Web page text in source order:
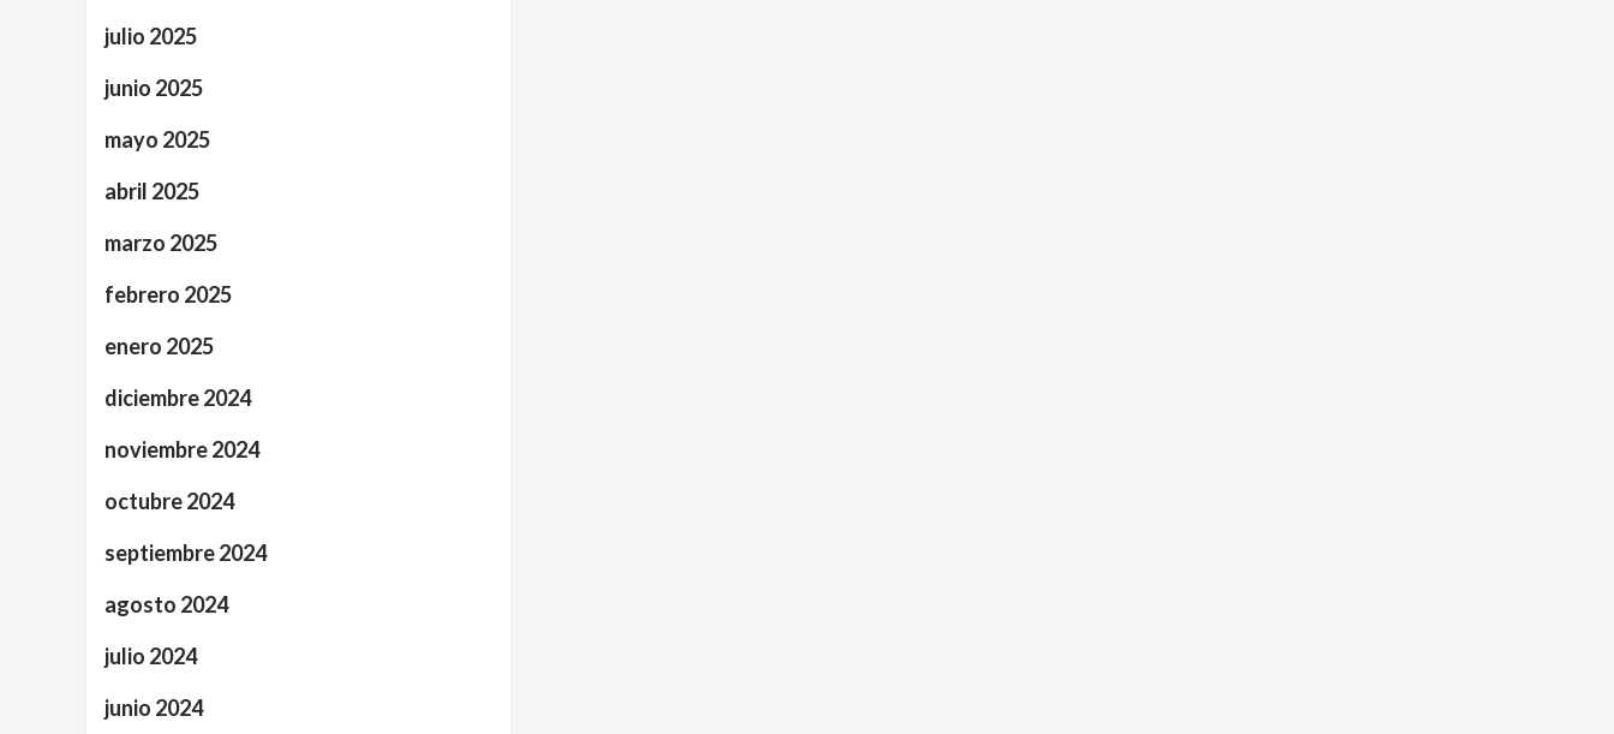
julio 2025
junio 2025
mayo 2025
abril 2025
marzo 2025
febrero 2025
enero 2025
diciembre 2024
noviembre 2024
octubre 2024
septiembre 2024
agosto 2024
julio 2024
junio 2024